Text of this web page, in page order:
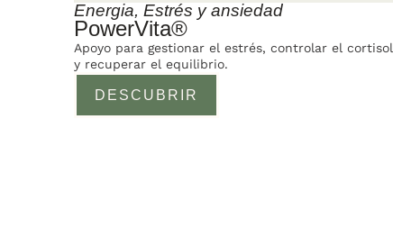
Energia, Estrés y ansiedad
PowerVita®
DESCUBRIR
Apoyo para gestionar el estrés, controlar el cortisol
y recuperar el equilibrio.